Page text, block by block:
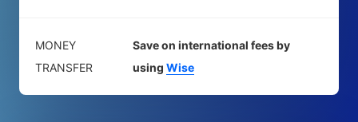
MONEY
TRANSFER
Save on international fees by
using Wise